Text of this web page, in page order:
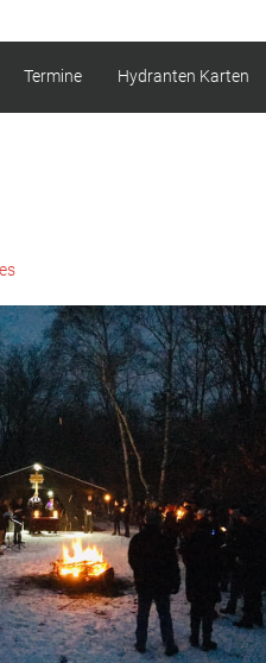
Termine Hydranten Karten